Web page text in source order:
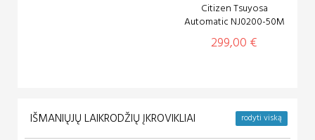
Citizen Tsuyosa
Automatic NJ0200-50M
299,00 €
IŠMANIŲJŲ LAIKRODŽIŲ ĮKROVIKLIAI rodyti viską